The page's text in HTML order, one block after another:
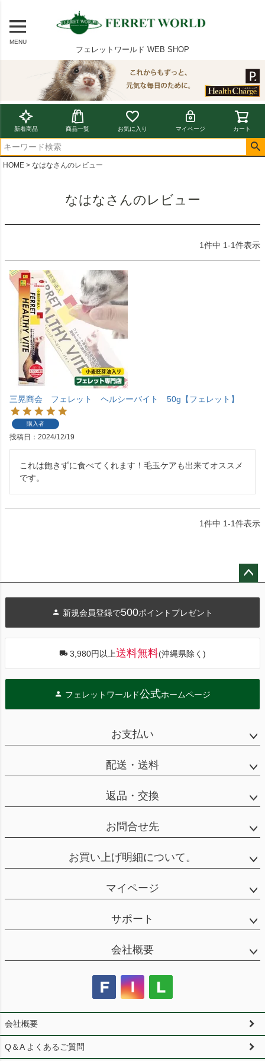
MENU
フェレットワールド WEB SHOP
新着商品 商品一覧 お気に入り マイページ カート
HOME なはなさんのレビュー
なはなさんのレビュー
1件中 1-1件表示
三晃商会 フェレット ヘルシーバイト 50g【フェレット】
購入者
投稿日 2024/12/19
これは飽きずに食べてくれます！毛玉ケアも出来てオススメ
です。
1件中 1-1件表示
へ
新規会員登録で500ポイントプレゼント
3,980円以上送料無料(沖縄県除く)
フェレットワールド公式ホームページ
お支払い
配送・送料
返品・交換
お問合せ先
お買い上げ明細について。
マイページ
サポート
会社概要
会社概要
Q＆A よくあるご質問